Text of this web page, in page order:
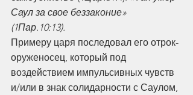
Саул за свое беззаконие»
(1Пар.10:13).
Примеру царя последовал его отрок-
оруженосец, который под
воздействием импульсивных чувств
и/или в знак солидарности с Саулом,